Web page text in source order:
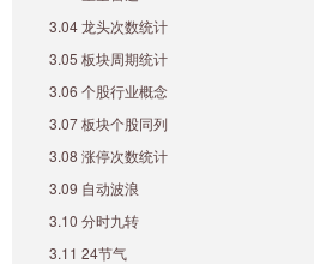
3.04 龙头次数统计
3.05 板块周期统计
3.06 个股行业概念
3.07 板块个股同列
3.08 涨停次数统计
3.09 自动波浪
3.10 分时九转
3.11 24节气